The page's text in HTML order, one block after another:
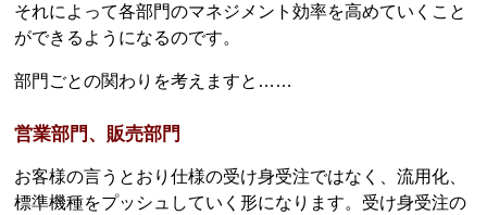
それによって各部門のマネジメント効率を高めていくこと
ができるようになるのです。
部門ごとの関わりを考えますと……
営業部門、販売部門
お客様の言うとおり仕様の受け身受注ではなく、流用化、
標準機種をプッシュしていく形になります。受け身受注の